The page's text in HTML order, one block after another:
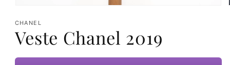
le
média
1
dans
CHANEL
Veste Chanel 2019